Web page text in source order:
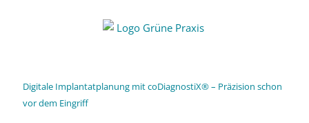
Digitale Implantatplanung mit coDiagnostiX® – Präzision schon
vor dem Eingriff